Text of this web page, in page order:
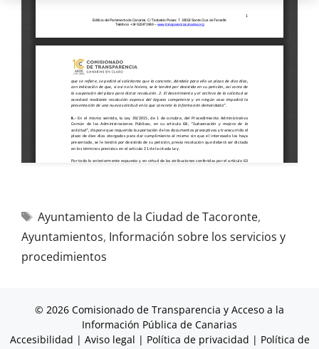
Ayuntamiento de la Ciudad de Tacoronte,
Ayuntamientos, Información sobre los servicios y
procedimientos
© 2026 Comisionado de Transparencia y Acceso a la
Información Pública de Canarias
Accesibilidad | Aviso legal | Política de privacidad | Política de